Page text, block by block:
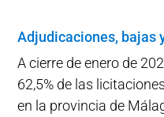
Adjudicaciones, bajas
A cierre de enero de
62,5% de las
en la provincia de